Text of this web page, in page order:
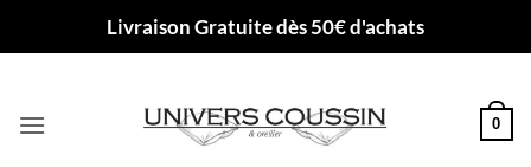
Livraison Gratuite dès 50€ d'achats
0